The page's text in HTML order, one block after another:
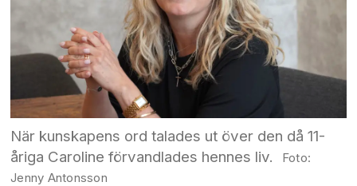
När kunskapens ord talades ut över den då 11-
åriga Caroline förvandlades hennes liv.
Jenny Antonsson